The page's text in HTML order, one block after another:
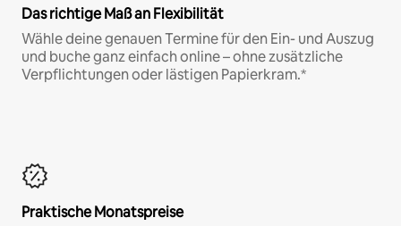
Das richtige Maß an Flexibilität
Wähle deine genauen Termine für den Ein- und Auszug
und buche ganz einfach online – ohne zusätzliche
Verpflichtungen oder lästigen Papierkram.*
Praktische Monatspreise